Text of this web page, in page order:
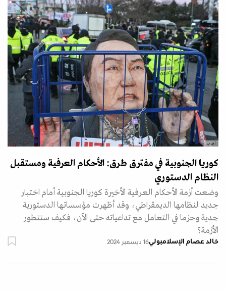
أ ف ب
كوريا الجنوبية في مفترق طرق: الأحكام العرفية ومستقبل
النظام الدستوري
وضعت أزمة الأحكام العرفية الأخيرة كوريا الجنوبية أمام اختبار
جديد لنظامها الديمقراطي، وقد أظهرت مؤسساتها الدستورية
جدية وحزما في التعامل مع تداعياته حتى الآن، فكيف ستتطور
الأزمة؟
خالد عصام الإسلامبولي16 ديسمبر 2024